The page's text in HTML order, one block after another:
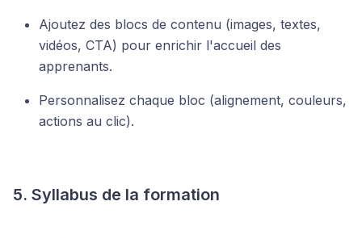
Ajoutez des blocs de contenu (images, textes,
vidéos, CTA) pour enrichir l'accueil des
apprenants.
Personnalisez chaque bloc (alignement, couleurs,
actions au clic).
5. Syllabus de la formation